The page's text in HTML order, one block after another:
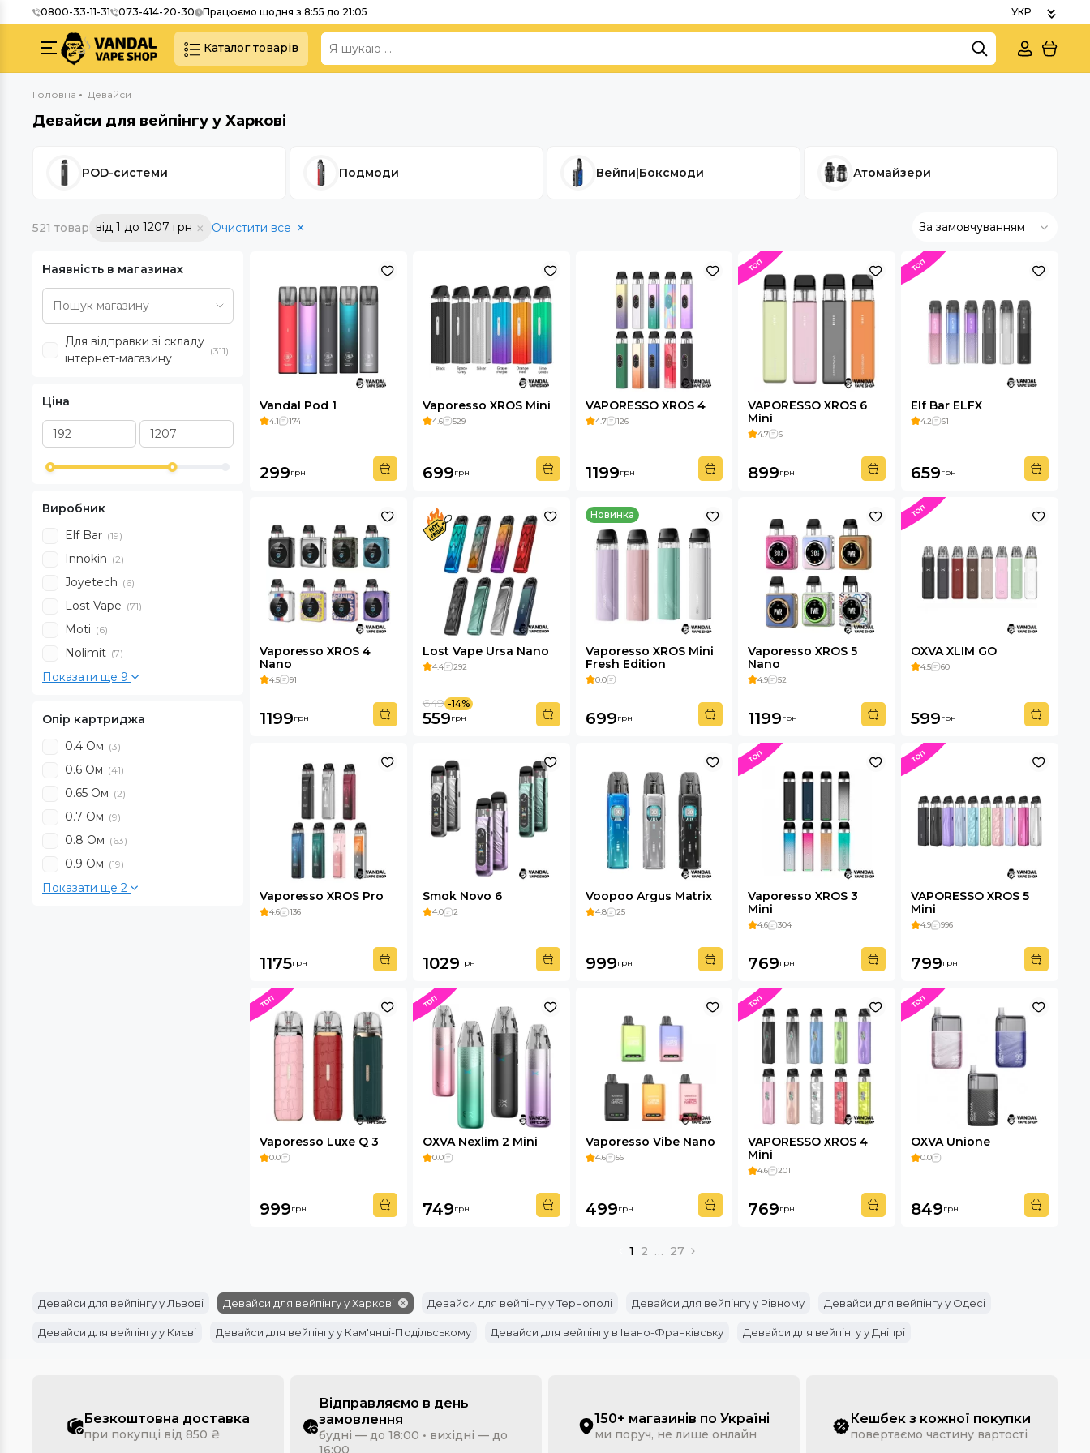
0800-33-11-31 073-414-20-30 Працюємо щодня з 8:55 до 21:05
Каталог товарів
Головна Девайси
Девайси для вейпінгу у Харкові
POD-системи Подмоди Вейпи|Боксмоди Атомайзери
521 товар від 1 до 1207 грн Очистити все За замовчуванням
Наявність в магазинах
Для відправки зі складу
інтернет-магазину
(311)
Ціна
Виробник
Elf Bar (19)
Innokin (2)
Joyetech (6)
Lost Vape (71)
Moti (6)
Nolimit (7)
Показати ще 9
Опір картриджа
0.4 Ом (3)
0.6 Ом (41)
0.65 Ом (2)
0.7 Ом (9)
0.8 Ом (63)
0.9 Ом (19)
Показати ще 2
Vandal Pod 1
4.1 174
299грн
Vaporesso XROS Mini
4.6 529
699грн
VAPORESSO XROS 4
4.7 126
1199грн
VAPORESSO XROS 6
Mini
4.7 6
899грн
Elf Bar ELFX
4.2 61
659грн
Vaporesso XROS 4
Nano
4.5 91
1199грн
Lost Vape Ursa Nano
4.4 292
559грн
649 -14%
Новинка
Vaporesso XROS Mini
Fresh Edition
0.0
699грн
Vaporesso XROS 5
Nano
4.9 52
1199грн
OXVA XLIM GO
4.5 60
599грн
Vaporesso XROS Pro
4.6 136
1175грн
Smok Novo 6
4.0 2
1029грн
Voopoo Argus Matrix
4.8 25
999грн
Vaporesso XROS 3
Mini
4.6 304
769грн
VAPORESSO XROS 5
Mini
4.9 996
799грн
Vaporesso Luxe Q 3
0.0
999грн
OXVA Nexlim 2 Mini
0.0
749грн
Vaporesso Vibe Nano
4.6 56
499грн
VAPORESSO XROS 4
Mini
4.6 201
769грн
OXVA Unione
0.0
849грн
1 2 … 27
Девайси для вейпінгу у Львові Девайси для вейпінгу у Харкові Девайси для вейпінгу у Тернополі Девайси для вейпінгу у Рівному Девайси для вейпінгу у Одесі
Девайси для вейпінгу у Києві Девайси для вейпінгу у Кам'янці-Подільському Девайси для вейпінгу в Івано-Франківську Девайси для вейпінгу у Дніпрі
Безкоштовна доставка
при покупці від 850 ₴
Відправляємо в день
замовлення
будні — до 18:00 • вихідні — до
16:00
150+ магазинів по Україні
ми поруч, не лише онлайн
Кешбек з кожної покупки
повертаємо частину вартості